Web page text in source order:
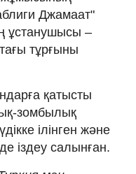
Джамаат"
ұстанушысы –
тұрғыны
қатысты
зомбылық
ілінген және
іздеу салынған.